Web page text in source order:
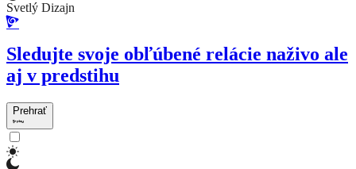
Svetlý Dizajn
Sledujte svoje obľúbené relácie naživo ale
aj v predstihu
Prehrať